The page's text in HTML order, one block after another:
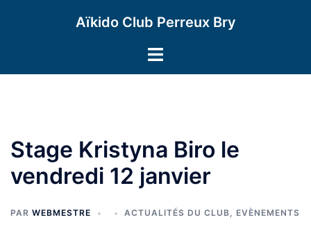
Aïkido Club Perreux Bry
Ouvrir/fermer
Stage Kristyna Biro le
vendredi 12 janvier
PAR WEBMESTRE ACTUALITÉS DU CLUB, EVÈNEMENTS